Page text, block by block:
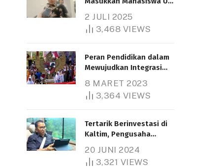
Bantuan Pendidikan
Gratispol
2 JULI 2025
3,468 VIEWS
Peran Pendidikan dalam
Mewujudkan Integrasi
8 MARET 2023
3,364 VIEWS
Tertarik Berinvestasi di
Kaltim, Pengusaha
1.000 Hektare
20 JUNI 2024
3,321 VIEWS